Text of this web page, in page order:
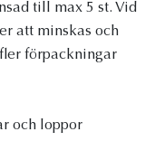
till max 5 st. Vid
att minskas och
förpackningar
och loppor